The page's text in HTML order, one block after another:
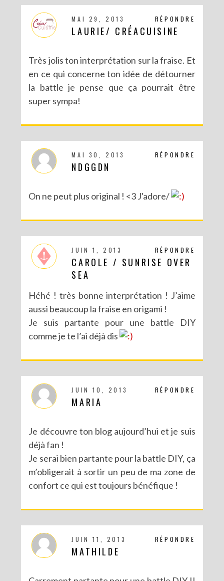
RÉPONDRE
MAI 29, 2013
LAURIE/ CRÉACUISINE
Très jolis ton interprétation sur la fraise. Et
en ce qui concerne ton idée de détourner
la battle je pense que ça pourrait être
super sympa!
RÉPONDRE
MAI 30, 2013
NDGGDN
On ne peut plus original ! <3 J'adore/
RÉPONDRE
JUIN 1, 2013
CAROLE / SUNRISE OVER
SEA
Héhé ! très bonne interprétation ! J’aime
aussi beaucoup la fraise en origami !
Je suis partante pour une battle DIY
comme je te l’ai déjà dis
RÉPONDRE
JUIN 10, 2013
MARIA
Je découvre ton blog aujourd’hui et je suis
déjà fan !
Je serai bien partante pour la battle DIY, ça
m’obligerait à sortir un peu de ma zone de
confort ce qui est toujours bénéfique !
RÉPONDRE
JUIN 11, 2013
MATHILDE